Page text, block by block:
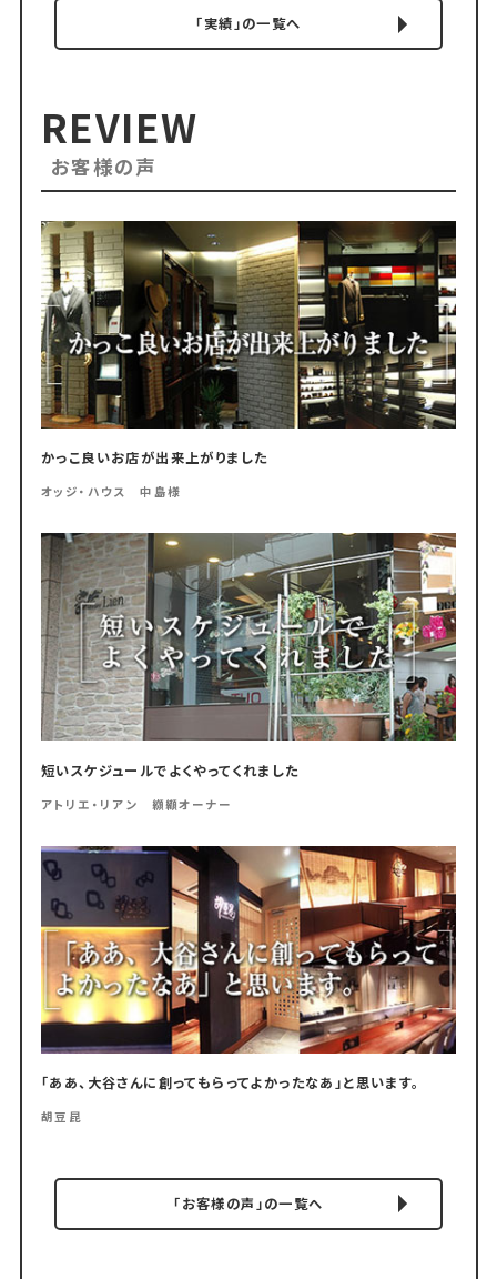
「実績」の一覧へ
REVIEW
お客様の声
かっこ良いお店が出来上がりました
オッジ・ハウス 中島様
短いスケジュールでよくやってくれました
アトリエ・リアン 纐纈オーナー
「ああ、大谷さんに創ってもらってよかったなあ」と思います。
胡豆昆
「お客様の声」の一覧へ